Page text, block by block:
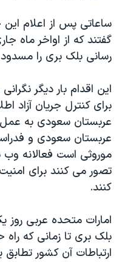
اعتراضات مردمی آبان ۹۸
اسرائیل در جنگ
همایش محافظه‌کاران
صفحه‌های ویژه
سفر پرزیدنت ترامپ به
ساعاتی پس از اعلام
گفتند که از اواخر ماه
رسانی بلک بری را
این اقدام بار دیگر
برای کنترل جریان آزاد
عربستان سعودی به
عربستان سعودی و
موروثی است فعالانه وب
تصور می کنند برای
کنند.
امارات متحده عربی
بلک بری تا زمانی که راه
ارتباطات آن کشور